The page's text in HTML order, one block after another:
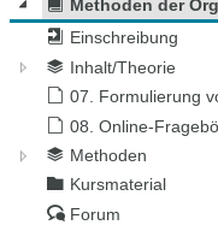
Methoden der
Einschreibung
Inhalt/Theorie
07. Formulierung
08. Online-
Methoden
Kursmaterial
Forum